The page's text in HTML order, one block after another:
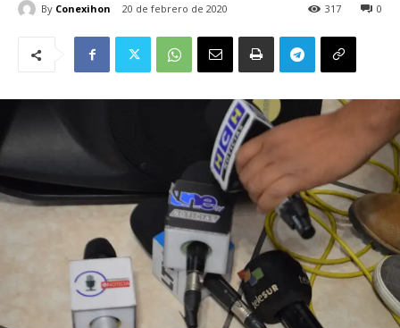
By Conexihon 20 de febrero de 2020 0
317